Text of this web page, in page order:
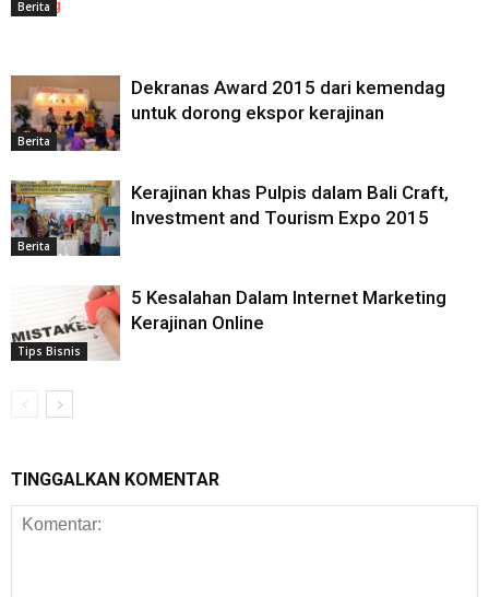
Berita
Berita
Dekranas Award 2015 dari kemendag
untuk dorong ekspor kerajinan
Berita
Kerajinan khas Pulpis dalam Bali Craft,
Investment and Tourism Expo 2015
Tips Bisnis
5 Kesalahan Dalam Internet Marketing
Kerajinan Online
TINGGALKAN KOMENTAR